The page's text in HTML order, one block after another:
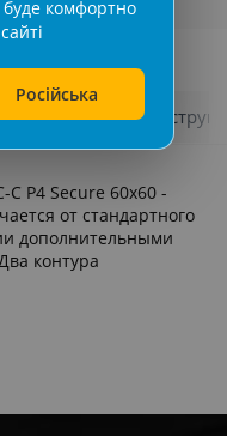
Каталоги и
C P4 Secure 60х60 -
от стандартного
дополнительными
контура
комфортно
Російська